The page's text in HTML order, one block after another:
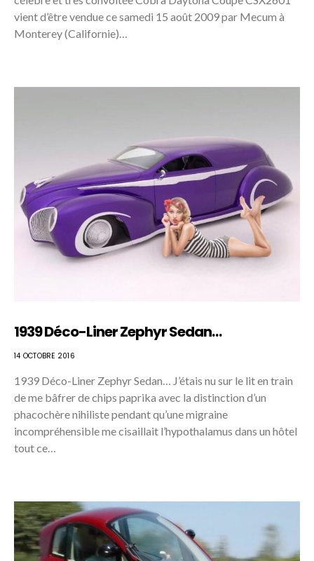
vient d’être vendue ce samedi 15 août 2009 par Mecum à
Monterey (Californie)…
1939 Déco-Liner Zephyr Sedan…
14 OCTOBRE 2016
1939 Déco-Liner Zephyr Sedan… J’étais nu sur le lit en train
de me bâfrer de chips paprika avec la distinction d’un
phacochère nihiliste pendant qu’une migraine
incompréhensible me cisaillait l’hypothalamus dans un hôtel
tout ce…